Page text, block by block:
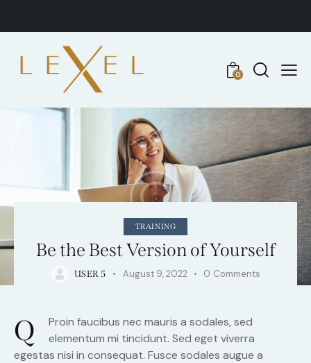
0
TRAINING
Be the Best Version of Yourself
USER 5 August 9, 2022 0 Comments
Q
Proin faucibus nec mauris a sodales, sed
elementum mi tincidunt. Sed eget viverra
egestas nisi in consequat. Fusce sodales augue a